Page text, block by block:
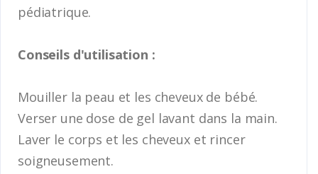
pédiatrique.
Conseils d'utilisation :
Mouiller la peau et les cheveux de bébé.
Verser une dose de gel lavant dans la main.
Laver le corps et les cheveux et rincer
soigneusement.